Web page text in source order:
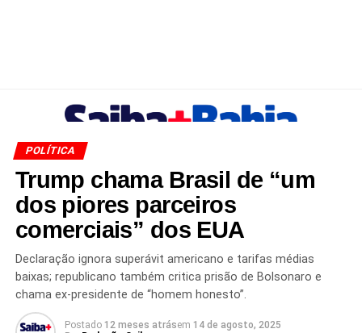
POLÍTICA
Trump chama Brasil de “um
dos piores parceiros
comerciais” dos EUA
Declaração ignora superávit americano e tarifas médias
baixas; republicano também critica prisão de Bolsonaro e
chama ex-presidente de “homem honesto”.
Postado 12 meses atrásem 14 de agosto, 2025